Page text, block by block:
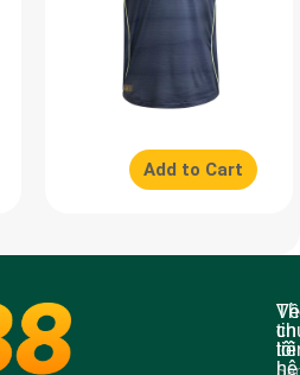
Add to Cart
Về
tôi
tin
hệ